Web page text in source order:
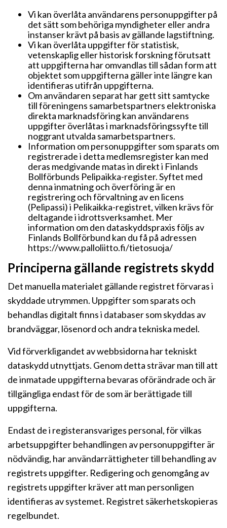
Vi kan överlåta användarens personuppgifter på
det sätt som behöriga myndigheter eller andra
instanser krävt på basis av gällande lagstiftning.
Vi kan överlåta uppgifter för statistisk,
vetenskaplig eller historisk forskning förutsatt
att uppgifterna har omvandlas till sådan form att
objektet som uppgifterna gäller inte längre kan
identifieras utifrån uppgifterna.
Om användaren separat har gett sitt samtycke
till föreningens samarbetspartners elektroniska
direkta marknadsföring kan användarens
uppgifter överlåtas i marknadsföringssyfte till
noggrant utvalda samarbetspartners.
Information om personuppgifter som sparats om
registrerade i detta medlemsregister kan med
deras medgivande matas in direkt i Finlands
Bollförbunds Pelipaikka-register. Syftet med
denna inmatning och överföring är en
registrering och förvaltning av en licens
(Pelipassi) i Pelikaikka-registret, vilken krävs för
deltagande i idrottsverksamhet. Mer
information om den dataskyddspraxis följs av
Finlands Bollförbund kan du få på adressen
https://www.palloliitto.fi/tietosuoja/
Principerna gällande registrets skydd
Det manuella materialet gällande registret förvaras i
skyddade utrymmen. Uppgifter som sparats och
behandlas digitalt finns i databaser som skyddas av
brandväggar, lösenord och andra tekniska medel.
Vid förverkligandet av webbsidorna har tekniskt
dataskydd utnyttjats. Genom detta strävar man till att
de inmatade uppgifterna bevaras oförändrade och är
tillgängliga endast för de som är berättigade till
uppgifterna.
Endast de i registeransvariges personal, för vilkas
arbetsuppgifter behandlingen av personuppgifter är
nödvändig, har användarrättigheter till behandling av
registrets uppgifter. Redigering och genomgång av
registrets uppgifter kräver att man personligen
identifieras av systemet. Registret säkerhetskopieras
regelbundet.